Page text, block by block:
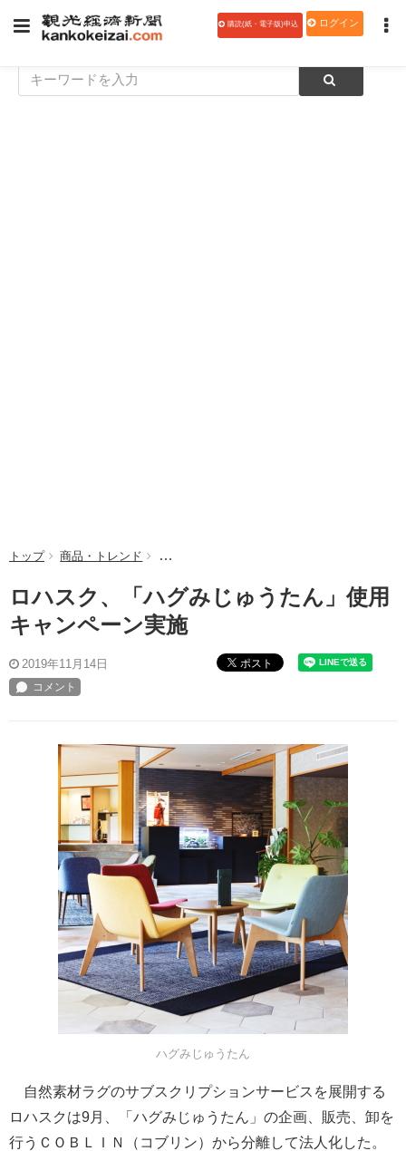
購読(紙・電子版)申込 ログイン
トップ 商品・トレンド ロハスク、「ハグみじゅうたん」使用キャン
ロハスク、「ハグみじゅうたん」使用
キャンペーン実施
2019年11月14日 ポスト
ハグみじゅうたん
自然素材ラグのサブスクリプションサービスを展開する
ロハスクは9月、「ハグみじゅうたん」の企画、販売、卸を
行うＣＯＢＬＩＮ（コブリン）から分離して法人化した。